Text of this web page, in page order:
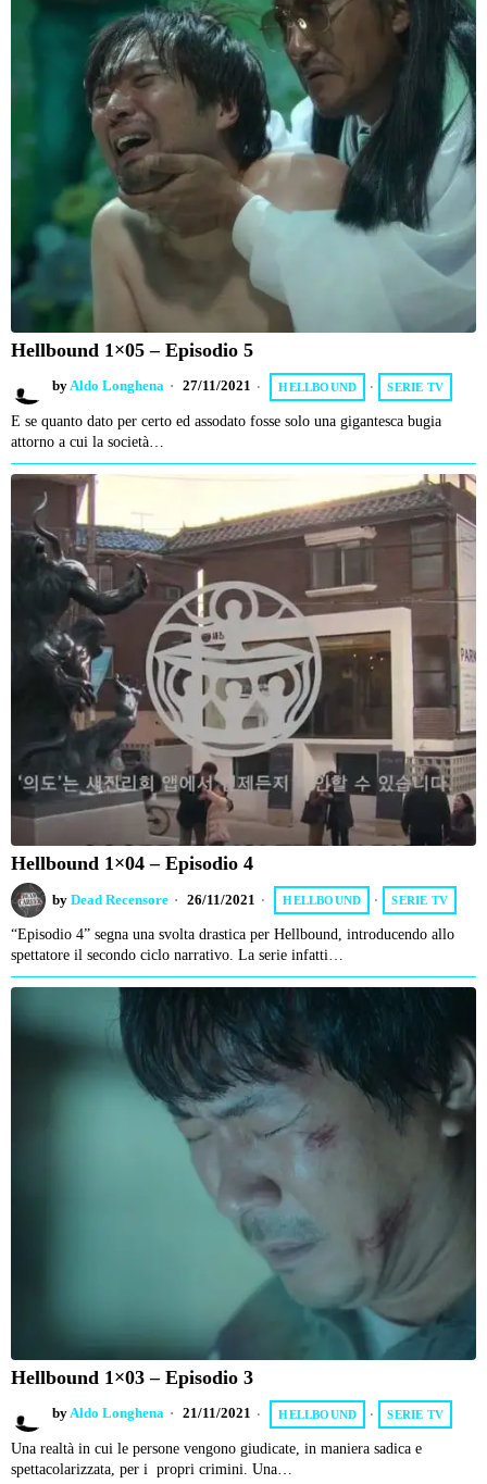
Hellbound 1×05 – Episodio 5
byAldo Longhena 27/11/2021 HELLBOUND · SERIE TV
E se quanto dato per certo ed assodato fosse solo una gigantesca bugia
attorno a cui la società…
Hellbound 1×04 – Episodio 4
by Dead Recensore 26/11/2021 HELLBOUND · SERIE TV
“Episodio 4” segna una svolta drastica per Hellbound, introducendo allo
spettatore il secondo ciclo narrativo. La serie infatti…
Hellbound 1×03 – Episodio 3
byAldo Longhena 21/11/2021 HELLBOUND · SERIE TV
Una realtà in cui le persone vengono giudicate, in maniera sadica e
spettacolarizzata, per i propri crimini. Una…